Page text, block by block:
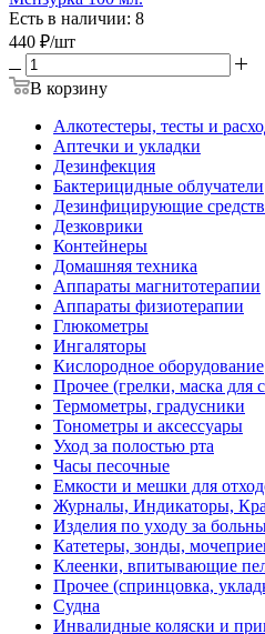
Есть в наличии: 8
440 ₽/шт
В корзину
Алкотестеры, тесты и
Аптечки и укладки
Дезинфекция
Бактерицидные облучатели
Дезинфицирующие
Дезковрики
Контейнеры
Домашняя техника
Аппараты магнитотерапии
Аппараты физиотерапии
Глюкометры
Ингаляторы
Кислородное оборудование
Прочее (грелки, маска для
Термометры, градусники
Тонометры и аксессуары
Уход за полостью рта
Часы песочные
Емкости и мешки для
Журналы, Индикаторы,
Изделия по уходу за
Катетеры, зонды,
Клеенки, впитывающие
Прочее (спринцовка,
Судна
Инвалидные коляски и